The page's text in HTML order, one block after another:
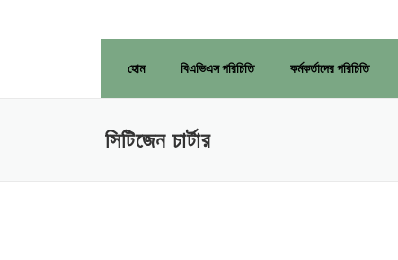
হোম বিএভিএস পরিচিতি কর্মকর্তাদের পরিচিতি
সিটিজেন চার্টার